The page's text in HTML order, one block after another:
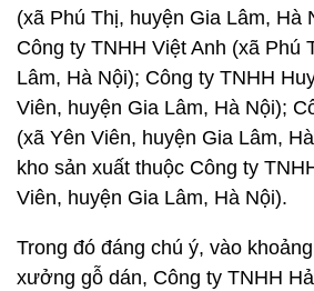
(xã Phú Thị, huyện Gia Lâm, Hà
Công ty TNHH Việt Anh (xã Phú
Lâm, Hà Nội); Công ty TNHH
Viên, huyện Gia Lâm, Hà Nội);
(xã Yên Viên, huyện Gia Lâm,
kho sản xuất thuộc Công ty
Viên, huyện Gia Lâm, Hà Nội).
Trong đó đáng chú ý, vào
xưởng gỗ dán, Công ty TNHH